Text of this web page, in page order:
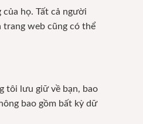
họ. Tất cả người
trang web cũng có thể
tôi lưu giữ về bạn, bao
bao gồm bất kỳ dữ